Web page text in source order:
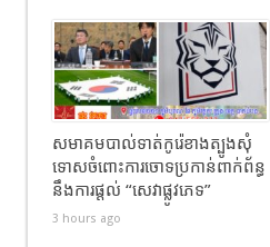
សមាគមបាល់ទាត់កូរ៉េខាងត្បូងសុំ
ទោសចំពោះការចោទប្រកាន់ពាក់ព័ន្ធ
នឹងការផ្តល់ “សេវាផ្លូវភេទ”
3 hours ago